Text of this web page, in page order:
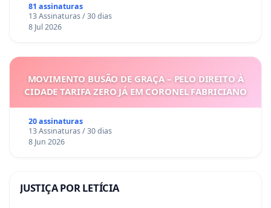
81 assinaturas
13 Assinaturas / 30 dias
8 Jul 2026
MOVIMENTO BUSÃO DE GRAÇA – PELO DIREITO À
CIDADE TARIFA ZERO JÁ EM CORONEL FABRICIANO
20 assinaturas
13 Assinaturas / 30 dias
8 Jun 2026
JUSTIÇA POR LETÍCIA